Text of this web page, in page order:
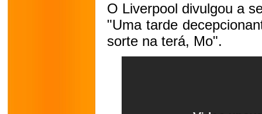
O Liverpool divulgou a
"Uma tarde
sorte na terá, Mo".